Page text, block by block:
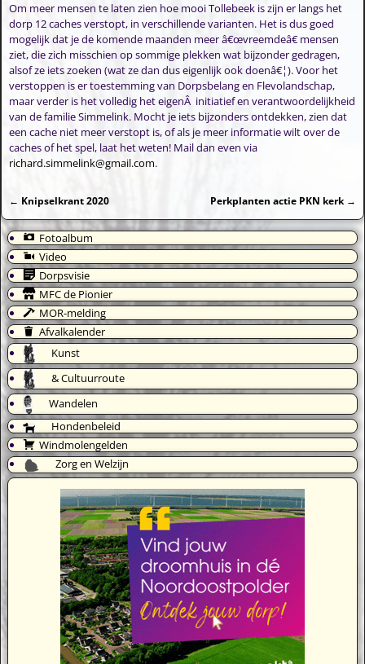
Om meer mensen te laten zien hoe mooi Tollebeek is zijn er langs het
dorp 12 caches verstopt, in verschillende varianten. Het is dus goed
mogelijk dat je de komende maanden meer â€œvreemdeâ€ mensen
ziet, die zich misschien op sommige plekken wat bijzonder gedragen,
alsof ze iets zoeken (wat ze dan dus eigenlijk ook doenâ€¦). Voor het
verstoppen is er toestemming van Dorpsbelang en Flevolandschap,
maar verder is het volledig het eigenÂ initiatief en verantwoordelijkheid
van de familie Simmelink. Mocht je iets bijzonders ontdekken, zien dat
een cache niet meer verstopt is, of als je meer informatie wilt over de
caches of het spel, laat het weten! Mail dan even via
richard.simmelink@gmail.com.
Bericht navigatie
← Knipselkrant 2020 Perkplanten actie PKN kerk →
Fotoalbum
Video
Dorpsvisie
MFC de Pionier
MOR-melding
Afvalkalender
Kunst
& Cultuurroute
Wandelen
Hondenbeleid
Windmolengelden
Zorg en Welzijn